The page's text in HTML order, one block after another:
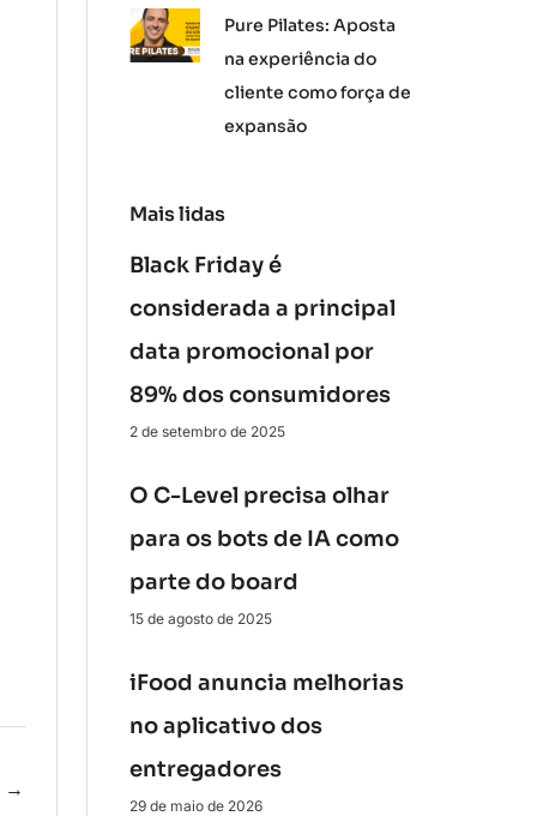
→
Pure Pilates: Aposta
na experiência do
cliente como força de
expansão
Mais lidas
Black Friday é
considerada a principal
data promocional por
89% dos consumidores
2 de setembro de 2025
O C-Level precisa olhar
para os bots de IA como
parte do board
15 de agosto de 2025
iFood anuncia melhorias
no aplicativo dos
entregadores
29 de maio de 2026